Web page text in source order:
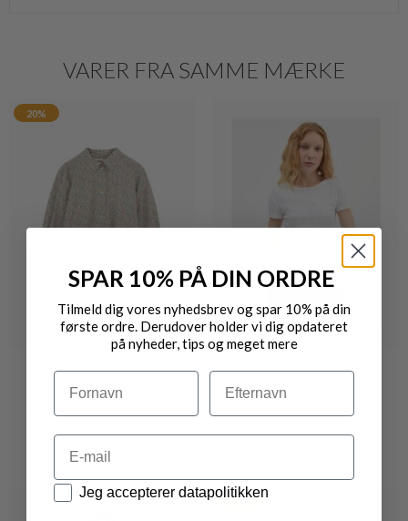
VARER FRA SAMME MÆRKE
20%
SKALL
EDGAR OVERSIZED SKJORTE
DKK 2.000,-
DKK 1.600,-
SKALL
ANNA T-SHIRT
DKK 450,-
SPAR 10% PÅ DIN ORDRE
Tilmeld dig vores nyhedsbrev og spar 10% på din
første ordre. Derudover holder vi dig opdateret
på nyheder, tips og meget mere
Navn Efternavn
Email
Datapolitik
Jeg accepterer datapolitikken